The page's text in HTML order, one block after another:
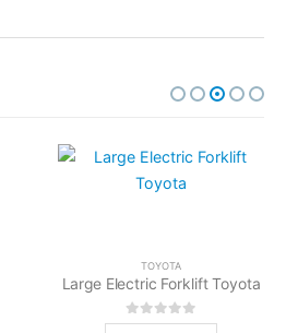
TOYOTA
Large Electric Forklift Toyota
0out of 5